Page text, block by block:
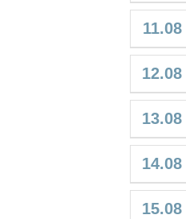
11.08
12.08
13.08
14.08
15.08